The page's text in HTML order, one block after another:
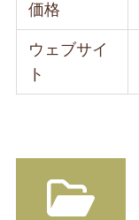
価格
ウェブサイ
ト